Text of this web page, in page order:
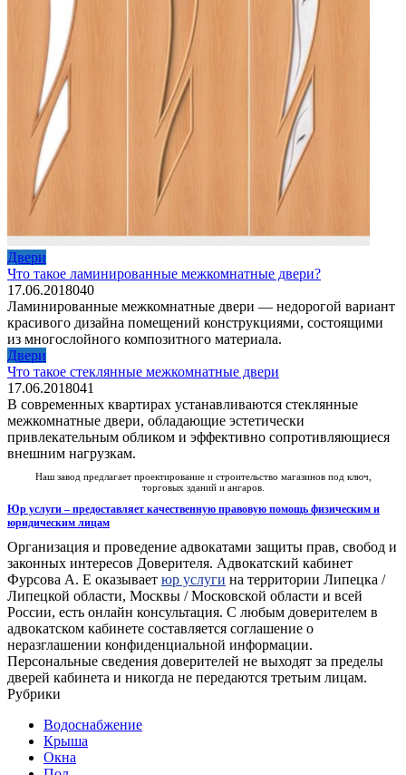
Двери
Что такое ламинированные межкомнатные двери?
17.06.2018040
Ламинированные межкомнатные двери — недорогой вариант
красивого дизайна помещений конструкциями, состоящими
из многослойного композитного материала.
Двери
Что такое стеклянные межкомнатные двери
17.06.2018041
В современных квартирах устанавливаются стеклянные
межкомнатные двери, обладающие эстетически
привлекательным обликом и эффективно сопротивляющиеся
внешним нагрузкам.
Наш завод предлагает проектирование и строительство магазинов под ключ,
торговых зданий и ангаров.
Юр услуги – предоставляет качественную правовую помощь физическим и
юридическим лицам
Организация и проведение адвокатами защиты прав, свобод и
законных интересов Доверителя. Адвокатский кабинет
Фурсова А. Е оказывает юр услуги на территории Липецка /
Липецкой области, Москвы / Московской области и всей
России, есть онлайн консультация. С любым доверителем в
адвокатском кабинете составляется соглашение о
неразглашении конфиденциальной информации.
Персональные сведения доверителей не выходят за пределы
дверей кабинета и никогда не передаются третьим лицам.
Рубрики
Водоснабжение
Крыша
Окна